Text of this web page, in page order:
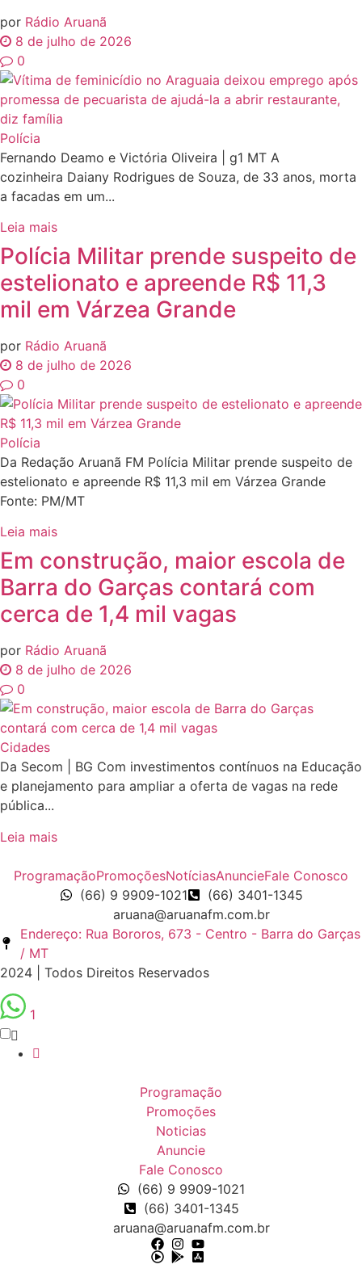
por Rádio Aruanã
8 de julho de 2026
0
Polícia
Fernando Deamo e Victória Oliveira | g1 MT A
cozinheira Daiany Rodrigues de Souza, de 33 anos, morta
a facadas em um...
Leia mais
Polícia Militar prende suspeito de
estelionato e apreende R$ 11,3
mil em Várzea Grande
por Rádio Aruanã
8 de julho de 2026
0
Polícia
Da Redação Aruanã FM Polícia Militar prende suspeito de
estelionato e apreende R$ 11,3 mil em Várzea Grande
Fonte: PM/MT
Leia mais
Em construção, maior escola de
Barra do Garças contará com
cerca de 1,4 mil vagas
por Rádio Aruanã
8 de julho de 2026
0
Cidades
Da Secom | BG Com investimentos contínuos na Educação
e planejamento para ampliar a oferta de vagas na rede
pública...
Leia mais
ProgramaçãoPromoçõesNotíciasAnuncieFale Conosco
(66) 9 9909-1021
(66) 3401-1345
aruana@aruanafm.com.br
Endereço: Rua Bororos, 673 - Centro - Barra do Garças
/ MT
2024 | Todos Direitos Reservados
1
Programação
Promoções
Noticias
Anuncie
Fale Conosco
(66) 9 9909-1021
(66) 3401-1345
aruana@aruanafm.com.br